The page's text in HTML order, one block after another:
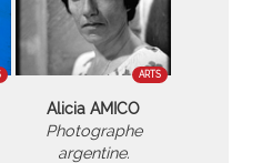
ARTS
Alicia AMICO
Photographe
argentine.